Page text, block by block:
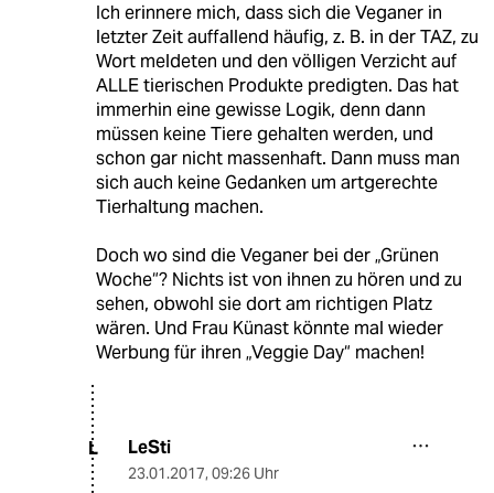
Ich erinnere mich, dass sich die Veganer in
letzter Zeit auffallend häufig, z. B. in der TAZ, zu
Wort meldeten und den völligen Verzicht auf
ALLE tierischen Produkte predigten. Das hat
immerhin eine gewisse Logik, denn dann
müssen keine Tiere gehalten werden, und
schon gar nicht massenhaft. Dann muss man
sich auch keine Gedanken um artgerechte
Tierhaltung machen.
Doch wo sind die Veganer bei der „Grünen
Woche“? Nichts ist von ihnen zu hören und zu
sehen, obwohl sie dort am richtigen Platz
wären. Und Frau Künast könnte mal wieder
Werbung für ihren „Veggie Day“ machen!
L LeSti
23.01.2017, 09:26 Uhr